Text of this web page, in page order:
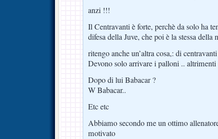
anzi !!!
Il Centravanti è forte, perchè da solo ha
difesa della Juve, che poi è la stessa della
ritengo anche un’altra cosa,: di
Devono solo arrivare i palloni ..
Dopo di lui Babacar ?
W Babacar..
Etc etc
Abbiamo secondo me un ottimo
motivato